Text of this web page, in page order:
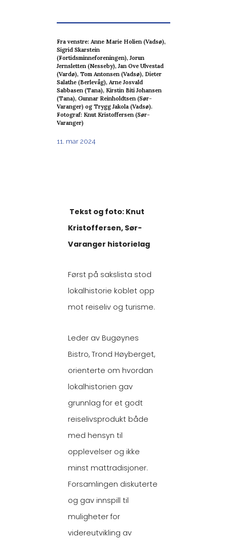
Fra venstre: Anne Marie Holien (Vadsø),
Sigrid Skarstein
(Fortidsminneforeningen), Jorun
Jernsletten (Nesseby), Jan Ove Ulvestad
(Vardø), Tom Antonsen (Vadsø), Dieter
Salathe (Berlevåg), Arne Josvald
Sabbasen (Tana), Kirstin Biti Johansen
(Tana), Gunnar Reinholdtsen (Sør-
Varanger) og Trygg Jakola (Vadsø).
Fotograf: Knut Kristoffersen (Sør-
Varanger)
11. mar 2024
Tekst og foto: Knut
Kristoffersen, Sør-
Varanger historielag
Først på sakslista stod
lokalhistorie koblet opp
mot reiseliv og turisme.
Leder av Bugøynes
Bistro, Trond Høyberget,
orienterte om hvordan
lokalhistorien gav
grunnlag for et godt
reiselivsprodukt både
med hensyn til
opplevelser og ikke
minst mattradisjoner.
Forsamlingen diskuterte
og gav innspill til
muligheter for
videreutvikling av